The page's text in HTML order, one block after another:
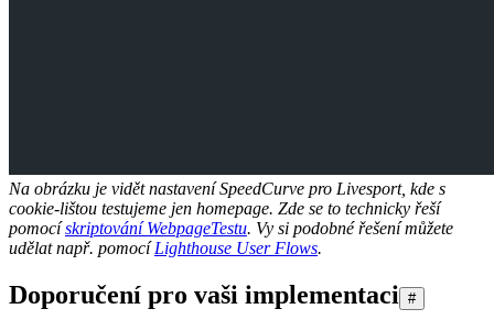
Na obrázku je vidět nastavení SpeedCurve pro Livesport, kde s
cookie-lištou testujeme jen homepage. Zde se to technicky řeší
pomocískriptování WebpageTestu. Vy si podobné řešení můžete
udělat např. pomocíLighthouse User Flows.
Doporučení pro vaši implementaci #